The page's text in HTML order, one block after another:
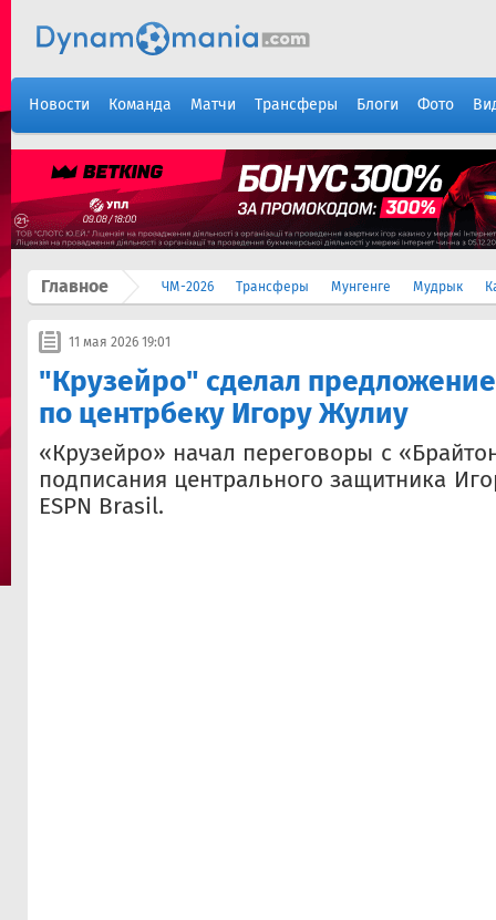
Новости Команда Матчи Трансферы Блоги Фото
Главное ЧМ-2026 Трансферы Мунгенге Мудрык
11 мая 2026 19:01
"Крузейро" сделал
по центрбеку Игору Жулиу
«Крузейро» начал переговоры с
подписания центрального защитника
ESPN Brasil.